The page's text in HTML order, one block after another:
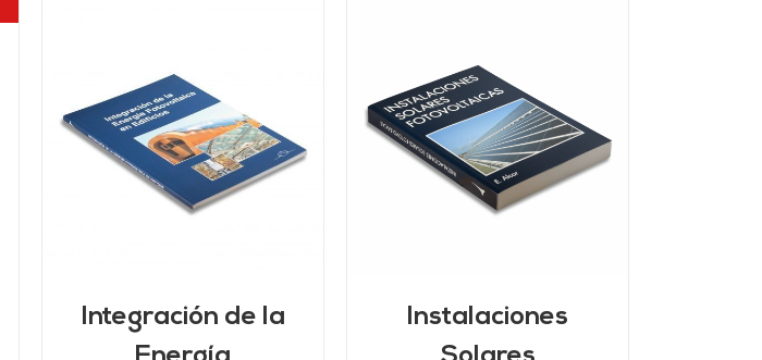
Integración de la
AÑADIR AL CARRITO
DETALLES
Instalaciones